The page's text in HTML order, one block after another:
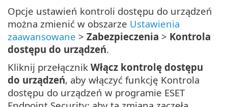
Opcje ustawień kontroli dostępu do urządzeń
można zmienić w obszarze Ustawienia
zaawansowane > Zabezpieczenia > Kontrola
dostępu do urządzeń.
Kliknij przełącznik Włącz kontrolę dostępu
do urządzeń, aby włączyć funkcję Kontrola
dostępu do urządzeń w programie ESET